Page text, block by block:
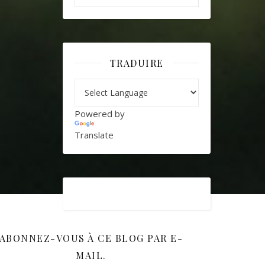
TRADUIRE
Powered by
Translate
VOUS À CE BLOG PAR E-
MAIL.